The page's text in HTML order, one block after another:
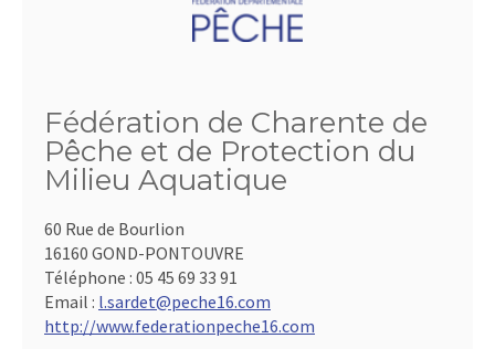
Fédération de Charente de
Pêche et de Protection du
Milieu Aquatique
60 Rue de Bourlion
16160 GOND-PONTOUVRE
Téléphone : 05 45 69 33 91
Email : l.sardet@peche16.com
http://www.federationpeche16.com